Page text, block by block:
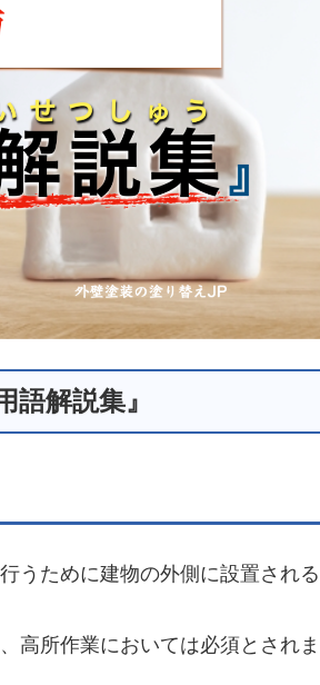
語解説集』
うために建物の外側に設置される
高所作業においては必須とされま